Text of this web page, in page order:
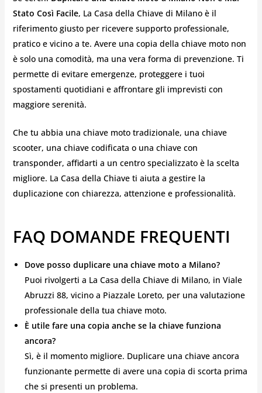
Stato Così Facile, La Casa della Chiave di Milano è il
riferimento giusto per ricevere supporto professionale,
pratico e vicino a te. Avere una copia della chiave moto non
è solo una comodità, ma una vera forma di prevenzione. Ti
permette di evitare emergenze, proteggere i tuoi
spostamenti quotidiani e affrontare gli imprevisti con
maggiore serenità.
Che tu abbia una chiave moto tradizionale, una chiave
scooter, una chiave codificata o una chiave con
transponder, affidarti a un centro specializzato è la scelta
migliore. La Casa della Chiave ti aiuta a gestire la
duplicazione con chiarezza, attenzione e professionalità.
FAQ DOMANDE FREQUENTI
Dove posso duplicare una chiave moto a Milano?
Puoi rivolgerti a La Casa della Chiave di Milano, in Viale
Abruzzi 88, vicino a Piazzale Loreto, per una valutazione
professionale della tua chiave moto.
È utile fare una copia anche se la chiave funziona
ancora?
Sì, è il momento migliore. Duplicare una chiave ancora
funzionante permette di avere una copia di scorta prima
che si presenti un problema.